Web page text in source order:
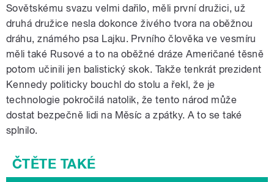
Sovětskému svazu velmi dařilo, měli první družici, už
druhá družice nesla dokonce živého tvora na oběžnou
dráhu, známého psa Lajku. Prvního člověka ve vesmíru
měli také Rusové a to na oběžné dráze Američané těsně
potom učinili jen balistický skok. Takže tenkrát prezident
Kennedy politicky bouchl do stolu a řekl, že je
technologie pokročilá natolik, že tento národ může
dostat bezpečně lidi na Měsíc a zpátky. A to se také
splnilo.